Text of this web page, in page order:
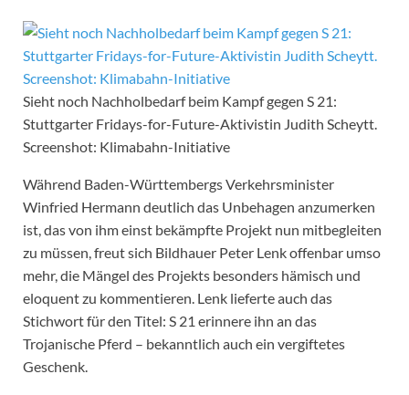
Sieht noch Nachholbedarf beim Kampf gegen S 21:
Stuttgarter Fridays-for-Future-Aktivistin Judith Scheytt.
Screenshot: Klimabahn-Initiative
Während Baden-Württembergs Verkehrsminister
Winfried Hermann deutlich das Unbehagen anzumerken
ist, das von ihm einst bekämpfte Projekt nun mitbegleiten
zu müssen, freut sich Bildhauer Peter Lenk offenbar umso
mehr, die Mängel des Projekts besonders hämisch und
eloquent zu kommentieren. Lenk lieferte auch das
Stichwort für den Titel: S 21 erinnere ihn an das
Trojanische Pferd – bekanntlich auch ein vergiftetes
Geschenk.